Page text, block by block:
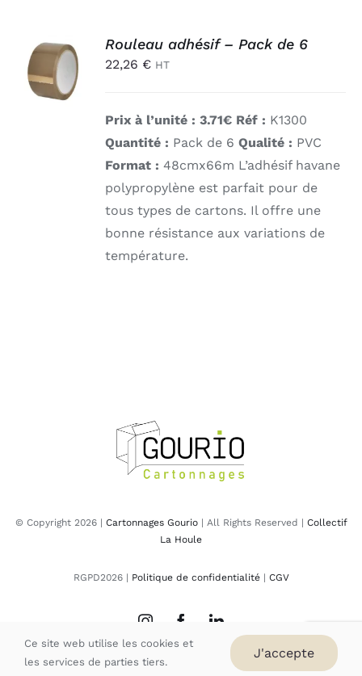
AJOUTER
AU
PANIER
Rouleau adhésif – Pack de 6
22,26 € HT
Prix à l’unité : 3.71€ Réf : K1300
Quantité : Pack de 6 Qualité : PVC
Format :48cmx66m L’adhésif havane
polypropylène est parfait pour de
tous types de cartons. Il offre une
bonne résistance aux variations de
température.
© Copyright 2026 | Cartonnages Gourio| All Rights Reserved | Collectif
La Houle
RGPD2026 | Politique de confidentialité| CGV
Ce site web utilise les cookies et
les services de parties tiers.
J'accepte